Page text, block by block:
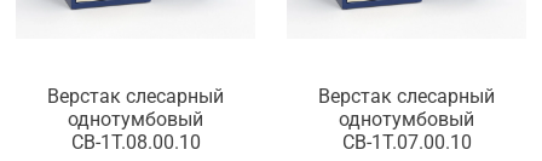
Верстак слесарный
однотумбовый
СВ-1Т.08.00.10
Верстак слесарный
однотумбовый
СВ-1Т.07.00.10